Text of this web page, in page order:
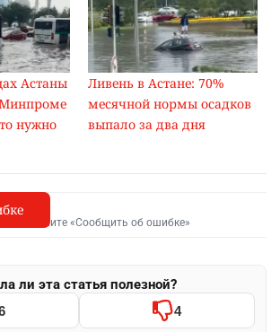
Астаны
нужно
Ливень в Астане: 70%
месячной нормы осадков
выпало за два дня
и нажмите «Сообщить об ошибке»
ли эта статья полезной?
4